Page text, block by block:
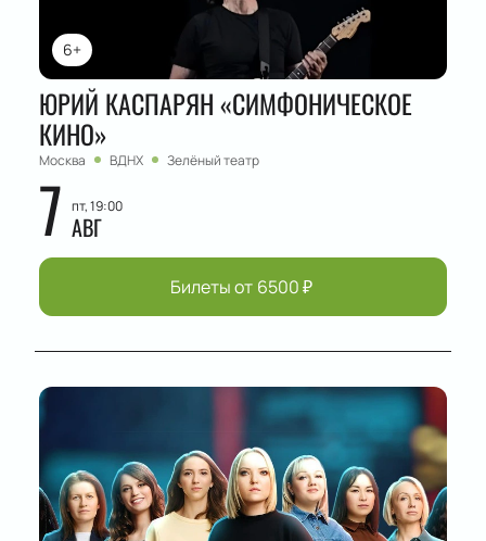
6+
ЮРИЙ КАСПАРЯН «СИМФОНИЧЕСКОЕ
КИНО»
Москва ВДНХ Зелёный театр
7 пт, 19:00
АВГ
Билеты от 6500₽